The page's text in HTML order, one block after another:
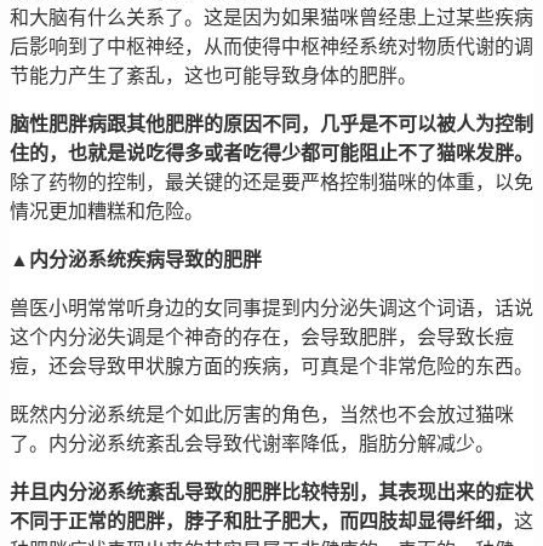
和大脑有什么关系了。这是因为如果猫咪曾经患上过某些疾病
后影响到了中枢神经，从而使得中枢神经系统对物质代谢的调
节能力产生了紊乱，这也可能导致身体的肥胖。
脑性肥胖病跟其他肥胖的原因不同，几乎是不可以被人为控制
住的，也就是说吃得多或者吃得少都可能阻止不了猫咪发胖。
除了药物的控制，最关键的还是要严格控制猫咪的体重，以免
情况更加糟糕和危险。
▲内分泌系统疾病导致的肥胖
兽医小明常常听身边的女同事提到内分泌失调这个词语，话说
这个内分泌失调是个神奇的存在，会导致肥胖，会导致长痘
痘，还会导致甲状腺方面的疾病，可真是个非常危险的东西。
既然内分泌系统是个如此厉害的角色，当然也不会放过猫咪
了。内分泌系统紊乱会导致代谢率降低，脂肪分解减少。
并且内分泌系统紊乱导致的肥胖比较特别，其表现出来的症状
不同于正常的肥胖，脖子和肚子肥大，而四肢却显得纤细， 这